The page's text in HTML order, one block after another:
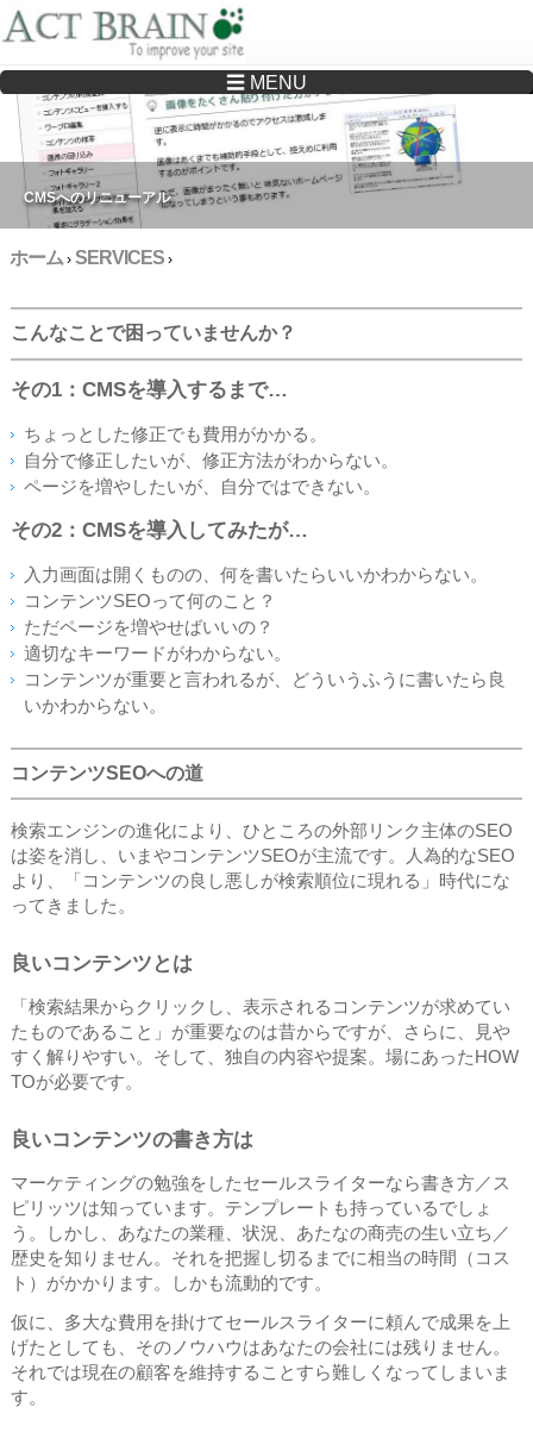
Drupalサイトの制作・保守をどこに頼んでいいか分からない方へ…まずはご相談く
ださい
☰ MENU
CMSへのリニューアル
ホーム› SERVICES ›
こんなことで困っていませんか？
その1：CMSを導入するまで…
ちょっとした修正でも費用がかかる。
自分で修正したいが、修正方法がわからない。
ページを増やしたいが、自分ではできない。
その2：CMSを導入してみたが…
入力画面は開くものの、何を書いたらいいかわからない。
コンテンツSEOって何のこと？
ただページを増やせばいいの？
適切なキーワードがわからない。
コンテンツが重要と言われるが、どういうふうに書いたら良
いかわからない。
コンテンツSEOへの道
検索エンジンの進化により、ひところの外部リンク主体のSEO
は姿を消し、いまやコンテンツSEOが主流です。人為的なSEO
より、「コンテンツの良し悪しが検索順位に現れる」時代にな
ってきました。
良いコンテンツとは
「検索結果からクリックし、表示されるコンテンツが求めてい
たものであること」が重要なのは昔からですが、さらに、見や
すく解りやすい。そして、独自の内容や提案。場にあったHOW
TOが必要です。
良いコンテンツの書き方は
マーケティングの勉強をしたセールスライターなら書き方／ス
ピリッツは知っています。テンプレートも持っているでしょ
う。しかし、あなたの業種、状況、あたなの商売の生い立ち／
歴史を知りません。それを把握し切るまでに相当の時間（コス
ト）がかかります。しかも流動的です。
仮に、多大な費用を掛けてセールスライターに頼んで成果を上
げたとしても、そのノウハウはあなたの会社には残りません。
それでは現在の顧客を維持することすら難しくなってしまいま
す。